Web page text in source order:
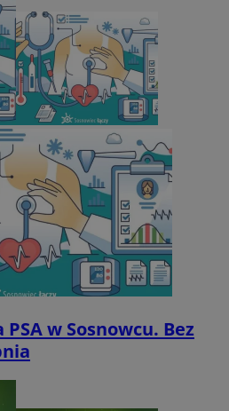
w Sosnowcu. Bez